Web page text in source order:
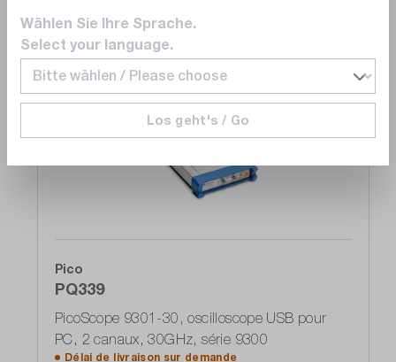
Comparer
Pico
PQ339
PicoScope 9301-30, oscilloscope USB pour
PC, 2 canaux, 30GHz, série 9300
Délai de livraison sur demande
Wählen Sie Ihre Sprache.
Select your language.
Los geht's / Go